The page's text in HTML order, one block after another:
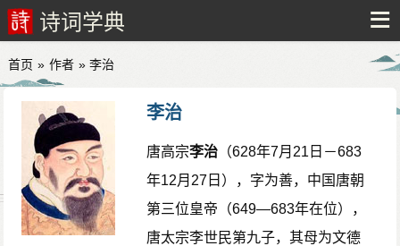
诗词学典
首页 » 作者 » 李治
李治
唐高宗李治 （628年7月21日－683
年12月27日），字为善，中国唐朝
第三位皇帝（649—683年在位），
唐太宗李世民第九子，其母为文德